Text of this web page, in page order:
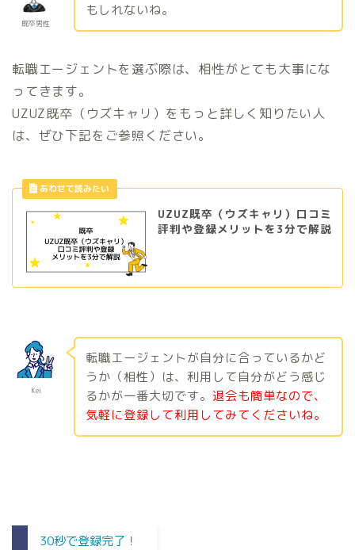
既卒男性
もしれないね。
転職エージェントを選ぶ際は、相性がとても大事にな
ってきます。
UZUZ既卒（ウズキャリ）をもっと詳しく知りたい人
は、ぜひ下記をご参照ください。
UZUZ既卒（ウズキャリ）口コミ
評判や登録メリットを3分で解説
Kei
転職エージェントが自分に合っているかど
うか（相性）は、利用して自分がどう感じ
るかが一番大切です。 退会も簡単なので、
気軽に登録して利用してみてくださいね。
30秒で登録完了！